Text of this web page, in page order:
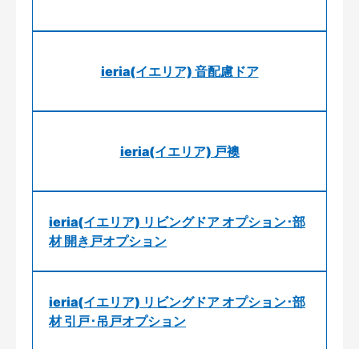
ieria(イエリア) 音配慮ドア
ieria(イエリア) 戸襖
ieria(イエリア) リビングドア オプション･部
材 開き戸オプション
ieria(イエリア) リビングドア オプション･部
材 引戸･吊戸オプション